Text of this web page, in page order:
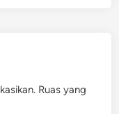
Ruas yang